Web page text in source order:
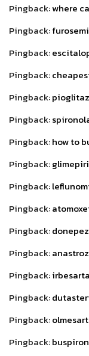
Pingback:where
Pingback:
Pingback:
Pingback:
Pingback:
Pingback:
Pingback:how to
Pingback:
Pingback:
Pingback:
Pingback:
Pingback:
Pingback:
Pingback:
Pingback:
Pingback: